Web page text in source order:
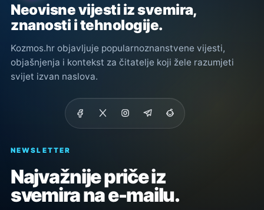
Neovisne vijesti iz svemira,
znanosti i tehnologije.
Kozmos.hr objavljuje popularnoznanstvene vijesti,
objašnjenja i kontekst za čitatelje koji žele razumjeti
svijet izvan naslova.
NEWSLETTER
Najvažnije priče iz
svemira na e-mailu.